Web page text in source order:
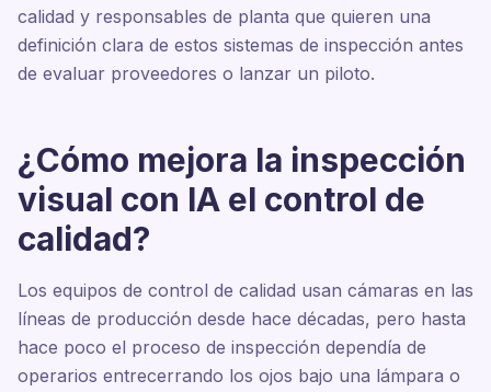
calidad y responsables de planta que quieren una
definición clara de estos sistemas de inspección antes
de evaluar proveedores o lanzar un piloto.
¿Cómo mejora la inspección
visual con IA el control de
calidad?
Los equipos de control de calidad usan cámaras en las
líneas de producción desde hace décadas, pero hasta
hace poco el proceso de inspección dependía de
operarios entrecerrando los ojos bajo una lámpara o